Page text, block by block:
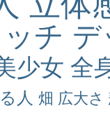
チ
少女 全
人 畑 広大さ